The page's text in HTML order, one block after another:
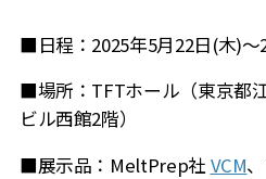
■日程：2025年5月22日(木)～
■場所：TFTホール（東京都
ビル西館2階）
■展示品：MeltPrep社 VCM